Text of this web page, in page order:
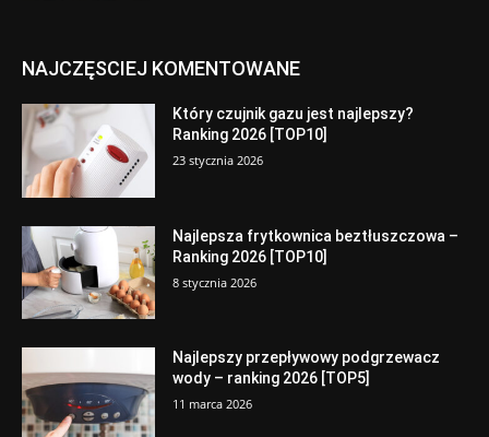
NAJCZĘSCIEJ KOMENTOWANE
Który czujnik gazu jest najlepszy?
Ranking 2026 [TOP10]
23 stycznia 2026
Najlepsza frytkownica beztłuszczowa –
Ranking 2026 [TOP10]
8 stycznia 2026
Najlepszy przepływowy podgrzewacz
wody – ranking 2026 [TOP5]
11 marca 2026